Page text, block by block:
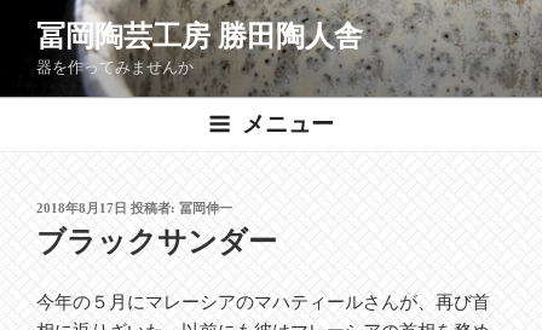
ン
へ
ス
キ
ッ
プ
冨岡陶芸工房 勝田陶人舎
器を作ってみませんか
メニュー
投
稿
日:
2018年8月17日投稿者:冨岡伸一
ブラックサンダー
今年の５月にマレーシアのマハティールさんが、再び首